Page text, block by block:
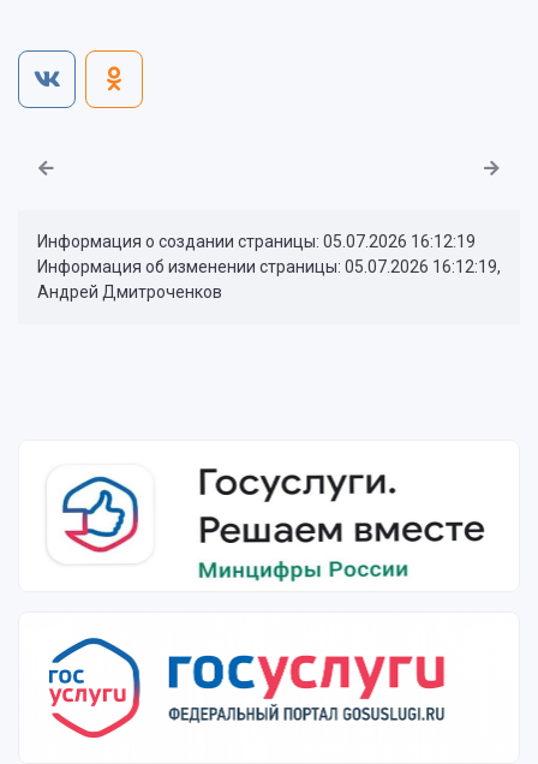
Информация о создании страницы: 05.07.2026 16:12:19
Информация об изменении страницы: 05.07.2026 16:12:19,
Андрей Дмитроченков